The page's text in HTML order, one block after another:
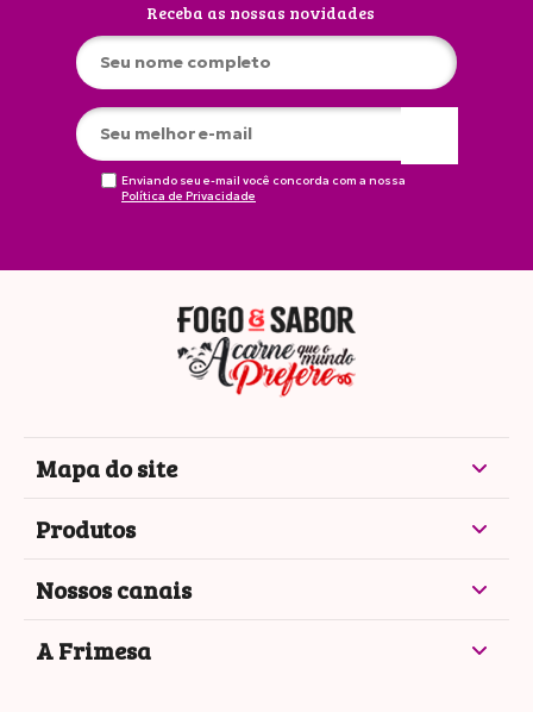
Receba as nossas novidades
Enviando seu e-mail você concorda com a nossa
Política de Privacidade
Mapa do site
Produtos
Nossos canais
A Frimesa